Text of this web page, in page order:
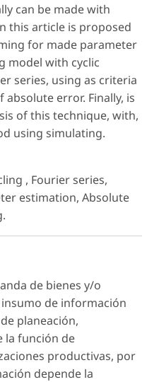
can be made with
this article is proposed
for made parameter
model with cyclic
series, using as criteria
error. Finally, is
of this technique, with,
using simulating.
, Fourier series,
estimation, Absolute
de bienes y/o
de información
planeación,
la función de
productivas, por
depende la